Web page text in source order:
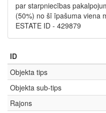
par starpniecības
(50%) no šī īpašuma viena
ESTATE ID - 429879
ID
Objekta tips
Objekta sub-tips
Rajons